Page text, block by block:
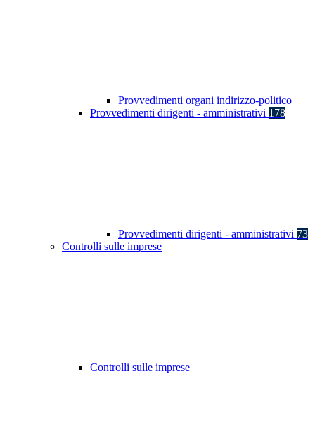
Provvedimenti organi indirizzo-politico
Provvedimenti dirigenti - amministrativi 178
Provvedimenti dirigenti - amministrativi 73
Controlli sulle imprese
Controlli sulle imprese